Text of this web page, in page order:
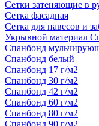
Сетки затеняющие в
Сетка фасадная
Сетка для навесов и
Укрывной материал
Спанбонд
Спанбонд белый
Спанбонд 17 г/м2
Спанбонд 30 г/м2
Спанбонд 42 г/м2
Спанбонд 60 г/м2
Спанбонд 80 г/м2
Спанбонд 90 г/м2